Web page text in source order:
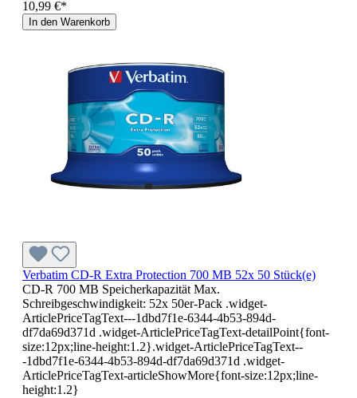
10,99 €*
In den Warenkorb
Verbatim CD-R Extra Protection 700 MB 52x 50 Stück(e)
CD-R 700 MB Speicherkapazität Max.
Schreibgeschwindigkeit: 52x 50er-Pack .widget-
ArticlePriceTagText---1dbd7f1e-6344-4b53-894d-
df7da69d371d .widget-ArticlePriceTagText-detailPoint{font-
size:12px;line-height:1.2}.widget-ArticlePriceTagText--
-1dbd7f1e-6344-4b53-894d-df7da69d371d .widget-
ArticlePriceTagText-articleShowMore{font-size:12px;line-
height:1.2}